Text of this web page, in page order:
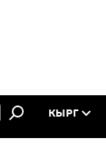
КЫРГ